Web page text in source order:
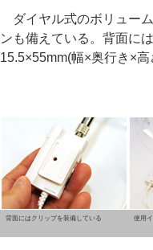
ダイヤル式のボリュー
ンも備えている。背面に
15.5×55mm(幅×奥行き×高
背面にはクリップを装備している 使用